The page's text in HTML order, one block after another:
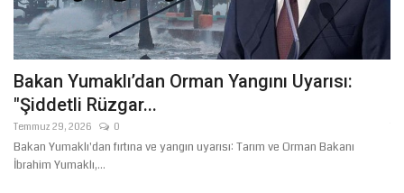
Bakan Yumaklı’dan Orman Yangını Uyarısı:
"Şiddetli Rüzgar...
Temmuz 29, 2026 0
Bakan Yumaklı'dan fırtına ve yangın uyarısı: Tarım ve Orman Bakanı
İbrahim Yumaklı,...